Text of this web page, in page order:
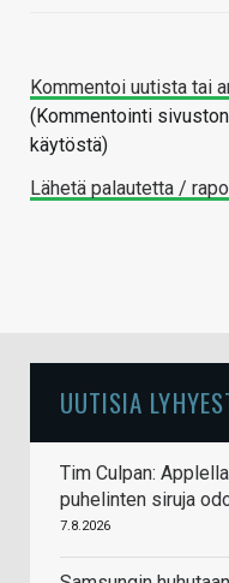
Kommentoi uutista tai
(Kommentointi
käytöstä)
Lähetä palautetta /
UUTISIA
Tim Culpan:
puhelinten siruja
7.8.2026